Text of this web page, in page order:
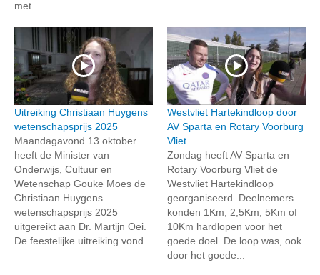
met...
Uitreiking Christiaan Huygens
wetenschapsprijs 2025
Maandagavond 13 oktober
heeft de Minister van
Onderwijs, Cultuur en
Wetenschap Gouke Moes de
Christiaan Huygens
wetenschapsprijs 2025
uitgereikt aan Dr. Martijn Oei.
De feestelijke uitreiking vond...
Westvliet Hartekindloop door
AV Sparta en Rotary Voorburg
Vliet
Zondag heeft AV Sparta en
Rotary Voorburg Vliet de
Westvliet Hartekindloop
georganiseerd. Deelnemers
konden 1Km, 2,5Km, 5Km of
10Km hardlopen voor het
goede doel. De loop was, ook
door het goede...